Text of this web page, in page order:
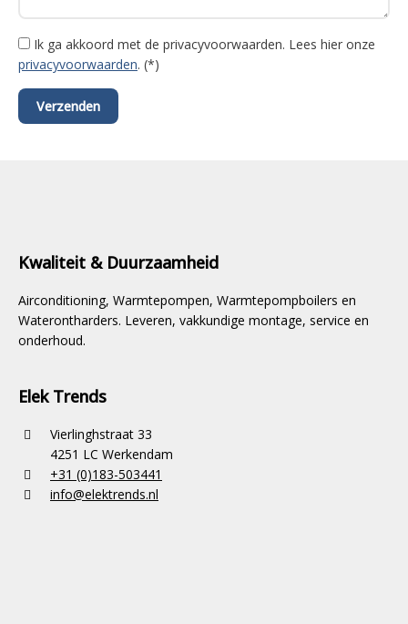
Ik ga akkoord met de privacyvoorwaarden. Lees hier onze
privacyvoorwaarden. (*)
Kwaliteit & Duurzaamheid
Airconditioning, Warmtepompen, Warmtepompboilers en
Waterontharders. Leveren, vakkundige montage, service en
onderhoud.
Elek Trends
Vierlinghstraat 33
4251 LC Werkendam
+31 (0)183-503441
info@elektrends.nl